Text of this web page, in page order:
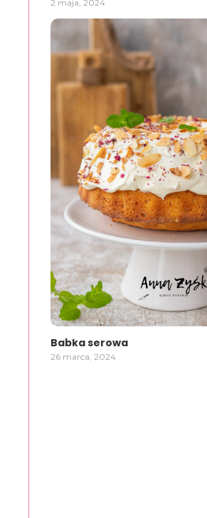
2 maja, 2024
Babka serowa
26 marca, 2024